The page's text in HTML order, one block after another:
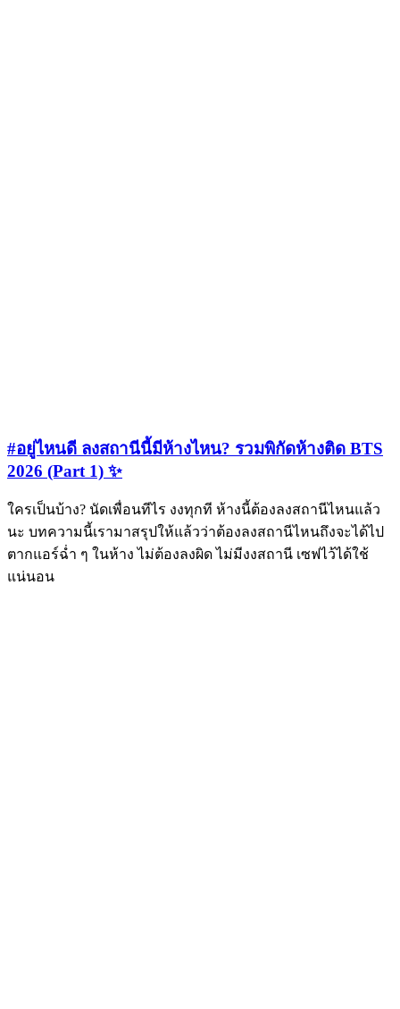
#อยู่ไหนดี ลงสถานีนี้มีห้างไหน? รวมพิกัดห้างติด BTS
2026 (Part 1) ✨
ใครเป็นบ้าง? นัดเพื่อนทีไร งงทุกที ห้างนี้ต้องลงสถานีไหนแล้ว
นะ บทความนี้เรามาสรุปให้แล้วว่าต้องลงสถานีไหนถึงจะได้ไป
ตากแอร์ฉ่ำ ๆ ในห้าง ไม่ต้องลงผิด ไม่มีงงสถานี เซฟไว้ได้ใช้
แน่นอน